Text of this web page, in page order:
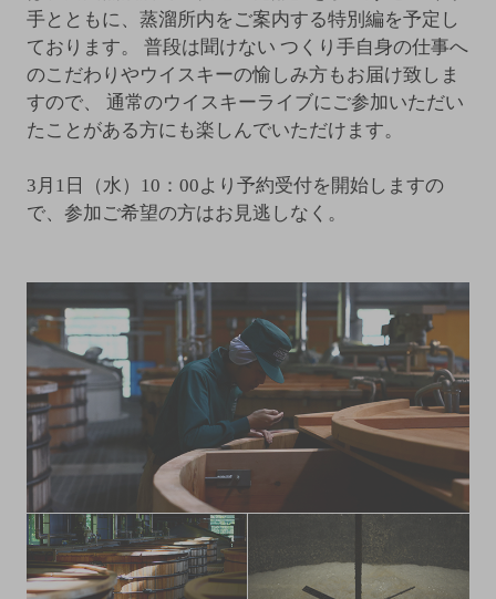
手とともに、蒸溜所内をご案内する特別編を予定し
ております。
普段は聞けない つくり手自身の仕事へ
のこだわりやウイスキーの愉しみ方もお届け致しま
すので、
通常のウイスキーライブにご参加いただい
たことがある方にも楽しんでいただけます。
3月1日（水）10：00より予約受付を開始しますの
で、参加ご希望の方はお見逃しなく。